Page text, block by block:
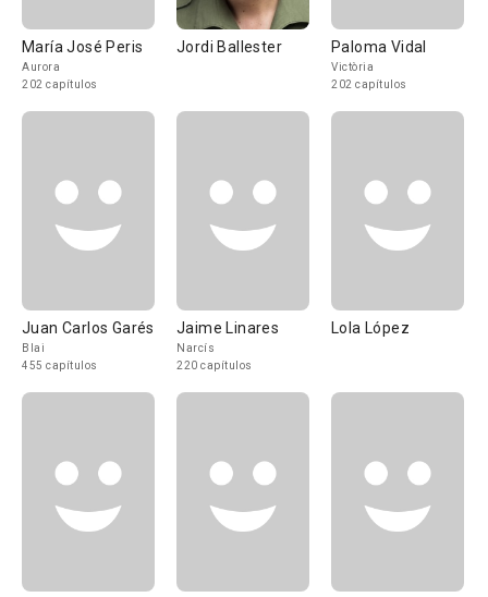
María José Peris
Aurora
202 capítulos
Jordi Ballester Paloma Vidal
Victòria
202 capítulos
Juan Carlos Garés
Blai
455 capítulos
Jaime Linares
Narcís
220 capítulos
Lola López